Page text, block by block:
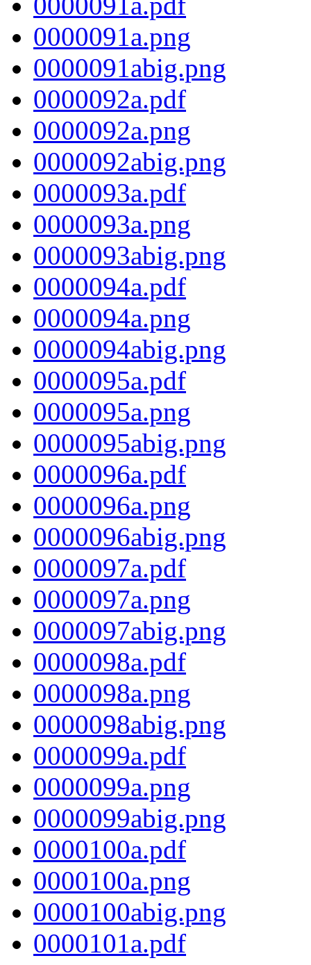
0000091a.png
0000091abig.png
0000092a.pdf
0000092a.png
0000092abig.png
0000093a.pdf
0000093a.png
0000093abig.png
0000094a.pdf
0000094a.png
0000094abig.png
0000095a.pdf
0000095a.png
0000095abig.png
0000096a.pdf
0000096a.png
0000096abig.png
0000097a.pdf
0000097a.png
0000097abig.png
0000098a.pdf
0000098a.png
0000098abig.png
0000099a.pdf
0000099a.png
0000099abig.png
0000100a.pdf
0000100a.png
0000100abig.png
0000101a.pdf